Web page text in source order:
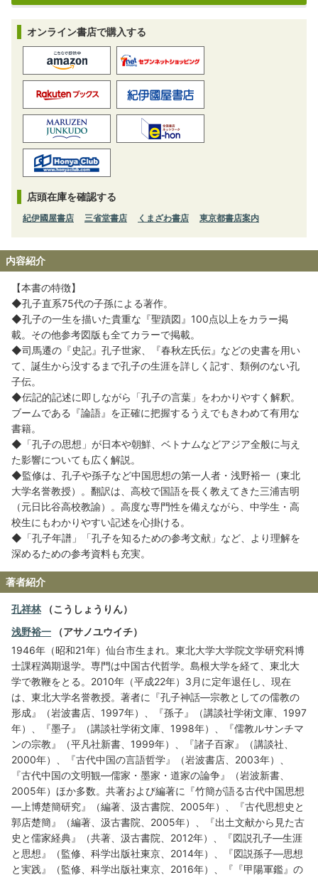
オンライン書店で購入する
店頭在庫を確認する
紀伊國屋書店 三省堂書店 くまざわ書店 東京都書店案内
内容紹介
【本書の特徴】
◆孔子直系75代の子孫による著作。
◆孔子の一生を描いた貴重な『聖蹟図』100点以上をカラー掲
載。その他参考図版も全てカラーで掲載。
◆司馬遷の『史記』孔子世家、『春秋左氏伝』などの史書を用い
て、誕生から没するまで孔子の生涯を詳しく記す、類例のない孔
子伝。
◆伝記的記述に即しながら「孔子の言葉」をわかりやすく解釈。
ブームである『論語』を正確に把握するうえでもきわめて有用な
書籍。
◆「孔子の思想」が日本や朝鮮、ベトナムなどアジア全般に与え
た影響についても広く解説。
◆監修は、孔子や孫子など中国思想の第一人者・浅野裕一（東北
大学名誉教授）。翻訳は、高校で国語を長く教えてきた三浦吉明
（元日比谷高校教諭）。高度な専門性を備えながら、中学生・高
校生にもわかりやすい記述を心掛ける。
◆「孔子年譜」「孔子を知るための参考文献」など、より理解を
深めるための参考資料も充実。
著者紹介
孔祥林（こうしょうりん）
浅野裕一 （アサノユウイチ）
1946年（昭和21年）仙台市生まれ。東北大学大学院文学研究科博
士課程満期退学。専門は中国古代哲学。島根大学を経て、東北大
学で教鞭をとる。2010年（平成22年）3月に定年退任し、現在
は、東北大学名誉教授。著者に『孔子神話―宗教としての儒教の
形成』（岩波書店、1997年）、『孫子』（講談社学術文庫、1997
年）、『墨子』（講談社学術文庫、1998年）、『儒教ルサンチマ
ンの宗教』（平凡社新書、1999年）、『諸子百家』（講談社、
2000年）、『古代中国の言語哲学』（岩波書店、2003年）、
『古代中国の文明観―儒家・墨家・道家の論争』（岩波新書、
2005年）ほか多数。共著および編著に『竹簡が語る古代中国思想
―上博楚簡研究』（編著、汲古書院、2005年）、『古代思想史と
郭店楚簡』（編著、汲古書院、2005年）、『出土文献から見た古
史と儒家経典』（共著、汲古書院、2012年）、『図説孔子―生涯
と思想』（監修、科学出版社東京、2014年）、『図説孫子―思想
と実践』（監修、科学出版社東京、2016年）、『『甲陽軍鑑』の